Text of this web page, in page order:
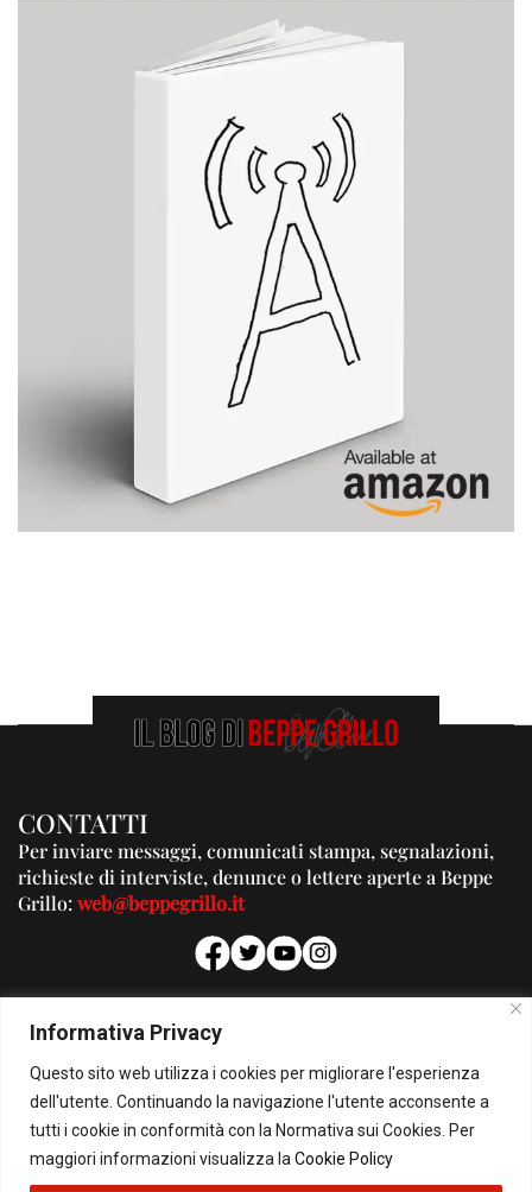
Informativa Privacy
Questo sito web utilizza i cookies per migliorare l'esperienza
dell'utente. Continuando la navigazione l'utente acconsente a
tutti i cookie in conformità con la Normativa sui Cookies. Per
maggiori informazioni visualizza la Cookie Policy
CONTATTI
Per inviare messaggi, comunicati stampa, segnalazioni,
richieste di interviste, denunce o lettere aperte a Beppe
Grillo:web@beppegrillo.it
PUBBLICITA'
Per la tua pubblicità su questo Blog:
pubblicita@beppegrillo.it
HOMEPAGE COOKIE POLICY PRIVACY POLICY CONTATTI